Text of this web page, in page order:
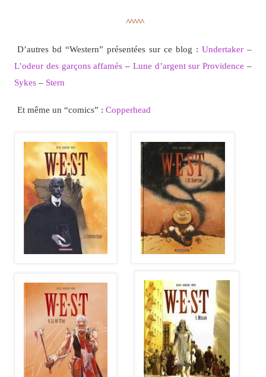
^^^^^
D’autres bd “Western” présentées sur ce blog :Undertaker –
L’odeur des garçons affamés – Lune d’argent sur Providence –
Sykes– Stern
Et même un “comics” : Copperhead